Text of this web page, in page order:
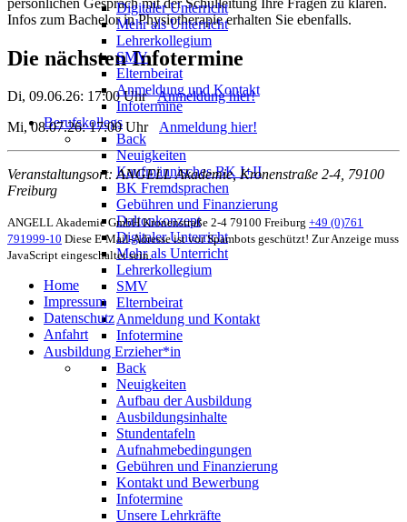
Digitaler Unterricht
Mehr als Unterricht
Lehrerkollegium
SMV
Elternbeirat
Anmeldung und Kontakt
Infotermine
Berufskollegs
Back
Neuigkeiten
Kaufmännisches BK I+II
BK Fremdsprachen
Gebühren und Finanzierung
Daltonkonzept
Digitaler Unterricht
Mehr als Unterricht
Lehrerkollegium
SMV
Elternbeirat
Anmeldung und Kontakt
Infotermine
Ausbildung Erzieher*in
Back
Neuigkeiten
Aufbau der Ausbildung
Ausbildungsinhalte
Stundentafeln
Aufnahmebedingungen
Gebühren und Finanzierung
Kontakt und Bewerbung
Infotermine
Unsere Lehrkräfte
Infos zum Bachelor in Physiotherapie erhalten Sie ebenfalls.
Die nächsten Infotermine
Di, 09.06.26: 17:00 UhrAnmeldung hier!
Mi, 08.07.26: 17:00 Uhr Anmeldung hier!
Veranstaltungsort: ANGELL Akademie, Kronenstraße 2-4, 79100
Freiburg
ANGELL Akademie GmbH Kronenstraße 2-4 79100 Freiburg +49 (0)761
791999-10 Diese E-Mail-Adresse ist vor Spambots geschützt! Zur Anzeige muss
JavaScript eingeschaltet sein.
Home
Impressum
Datenschutz
Anfahrt